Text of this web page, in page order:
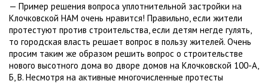
— Пример решения вопроса уплотнительной застройки на
Клочковской НАМ очень нравится! Правильно, если жители
протестуют против строительства, если детям негде гулять,
то городская власть решает вопрос в пользу жителей. Очень
просим таким же образом решить вопрос о строительстве
нового высотного дома во дворе домов на Клочковской 100-А,
Б, В. Несмотря на активные многочисленные протесты